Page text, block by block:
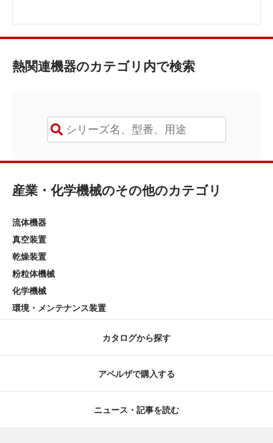
熱関連機器のカテゴリ内で検索
産業・化学機械のその他のカテゴリ
流体機器
真空装置
乾燥装置
粉粒体機械
化学機械
環境・メンテナンス装置
カタログから探す
アペルザで購入する
ニュース・記事を読む